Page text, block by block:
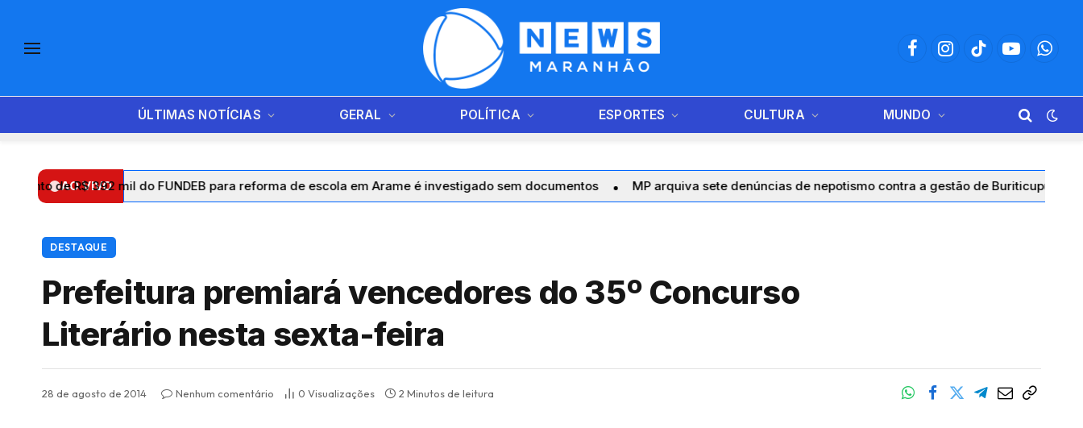
FacebookInstagramTikTokYouTube
ÚLTIMAS NOTÍCIAS GERAL POLÍTICA ESPORTES CULTURA MUNDO
AO VIVO
392 mil do FUNDEB para reforma de escola em Arame é investigado sem documentos MP arquiva sete denúncias de nepotismo contra a gestão de Buriticupu em um único dia
DESTAQUE
Prefeitura premiará vencedores do 35º Concurso
Literário nesta sexta-feira
28 de agosto de 2014 Nenhum comentário 0 Visualizações 2 Minutos de leitura